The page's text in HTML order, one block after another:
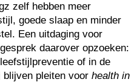
zelf hebben meer
goede slaap en minder
Een uitdaging voor
daarover opzoeken:
of in de
pleiten voor health in